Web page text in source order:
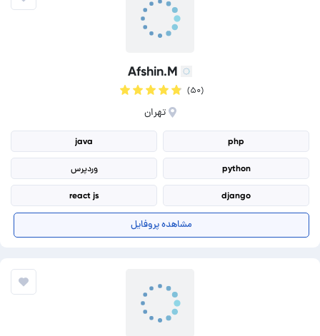
Afshin.M
(۵۰)
تهران
php
java
python وردپرس
django
react js
مشاهده پروفایل